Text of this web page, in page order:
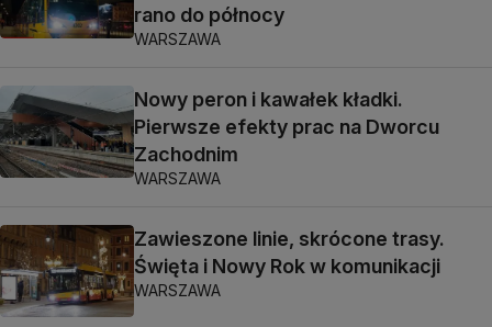
rano do północy
WARSZAWA
Nowy peron i kawałek kładki.
Pierwsze efekty prac na Dworcu
Zachodnim
WARSZAWA
Zawieszone linie, skrócone trasy.
Święta i Nowy Rok w komunikacji
WARSZAWA